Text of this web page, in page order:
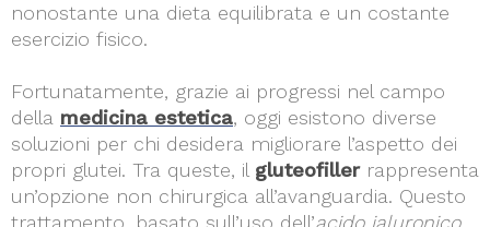
nonostante una dieta equilibrata e un costante
esercizio fisico.
Fortunatamente, grazie ai progressi nel campo
della medicina estetica, oggi esistono diverse
soluzioni per chi desidera migliorare l’aspetto dei
propri glutei. Tra queste, il gluteofillerrappresenta
un’opzione non chirurgica all’avanguardia. Questo